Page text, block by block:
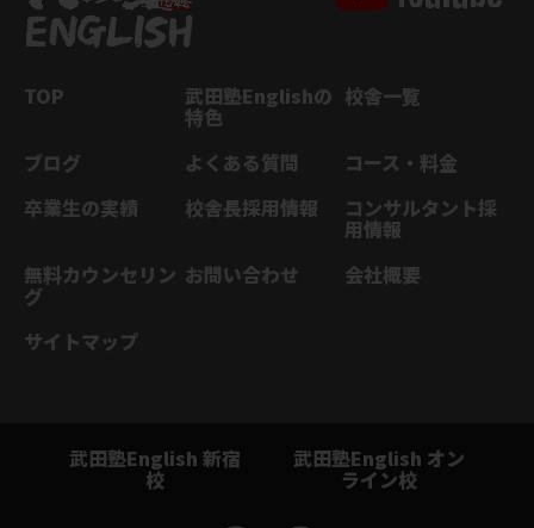
TOP 武田塾Englishの
特色
校舎一覧
ブログ よくある質問
コース・料金
卒業生の実績
校舎長採用情報 コンサルタント採
用情報
無料カウンセリン
グ
お問い合わせ 会社概要
サイトマップ
武田塾English 新宿
校
武田塾English オン
ライン校